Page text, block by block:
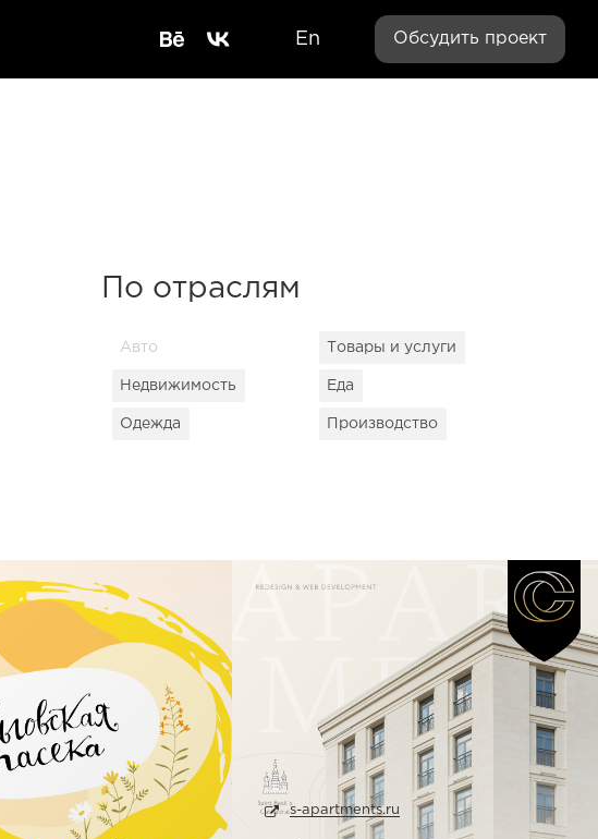
En Обсудить проект
По отраслям
Авто Товары и услуги
Недвижимость Еда
Одежда Производство
s-apartments.ru